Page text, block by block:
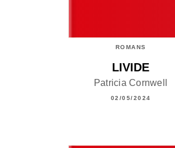
ROMANS
LIVIDE
Patricia Cornwell
02/05/2024